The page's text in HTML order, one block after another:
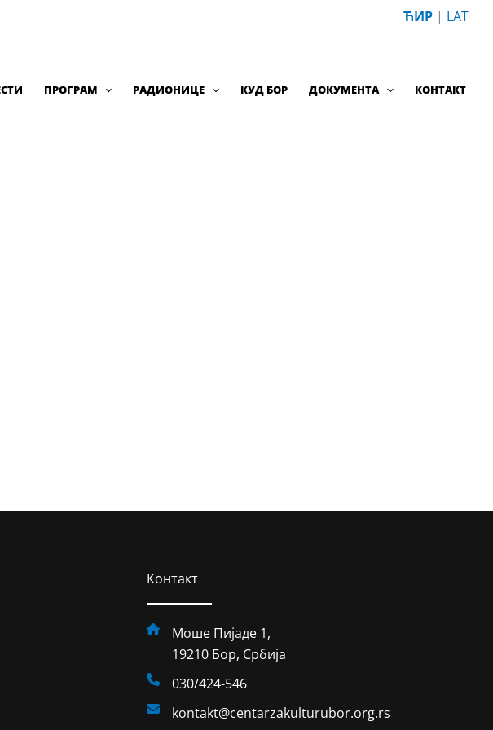
ЋИР | LAT
ПРОГРАМ РАДИОНИЦЕ КУД БОР ДОКУМЕНТА КОНТАКТ
Контакт
Моше Пијаде 1,
19210 Бор, Србија
030/424-546
kontakt@centarzakulturubor.org.rs